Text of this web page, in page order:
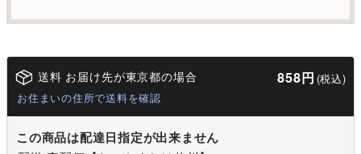
送料 お届け先が東京都の場合 858円 (税込)
お住まいの住所で送料を確認
この商品は配達日指定が出来ません